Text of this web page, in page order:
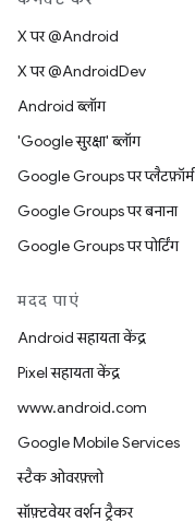
X पर @Android
X पर @AndroidDev
Android ब्लॉग
'Google सुरक्षा' ब्लॉग
Google Groups पर प्लैटफ़ॉर्म
Google Groups पर बनाना
Google Groups पर पोर्टिंग
मदद पाएं
Android सहायता केंद्र
Pixel सहायता केंद्र
www.android.com
Google Mobile Services
स्टैक ओवरफ़्लो
सॉफ़्टवेयर वर्शन ट्रैकर